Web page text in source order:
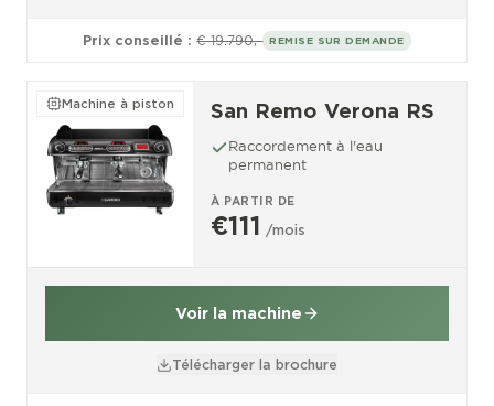
Prix conseillé : € 19.790,- REMISE SUR DEMANDE
Machine à piston San Remo Verona RS
Raccordement à l'eau
permanent
À PARTIR DE
€111 /mois
Voir la machine
Télécharger la brochure